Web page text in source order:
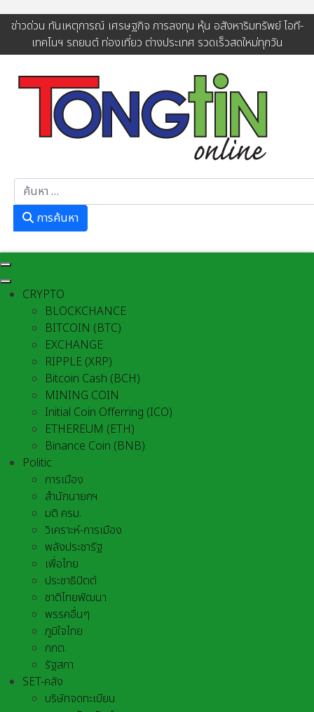
ข่าวด่วน ทันเหตุการณ์ เศรษฐกิจ การลงทุน หุ้น อสังหาริมทรัพย์ ไอที-
เทคโนฯ รถยนต์ ท่องเที่ยว ต่างประเทศ รวดเร็วสดใหม่ทุกวัน
การค้นหา
CRYPTO
BLOCKCHANCE
BITCOIN (BTC)
EXCHANGE
RIPPLE (XRP)
Bitcoin Cash (BCH)
MINING COIN
Initial Coin Offerring (ICO)
ETHEREUM (ETH)
Binance Coin (BNB)
Politic
การเมือง
สำนักนายกฯ
มติ ครม.
วิเคราะห์-การเมือง
พลังประชารัฐ
เพื่อไทย
ประชาธิปัตต์
ชาติไทยพัฒนา
พรรคอื่นๆ
ภูมิใจไทย
กกต.
รัฐสภา
SET-คลัง
บริษัทจดทะเบียน